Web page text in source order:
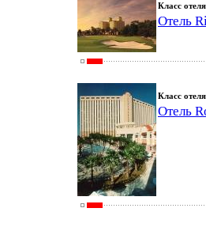
Класс
Отель
Класс
Отель